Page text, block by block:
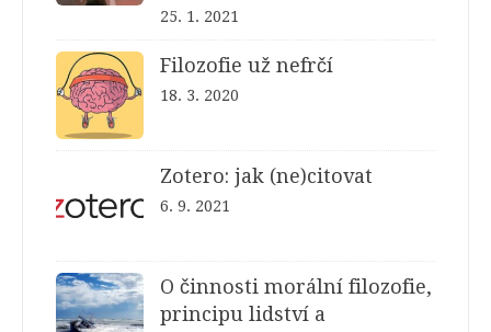
25. 1. 2021
Filozofie už nefrčí
18. 3. 2020
Zotero: jak (ne)citovat
6. 9. 2021
O činnosti morální filozofie,
principu lidství a